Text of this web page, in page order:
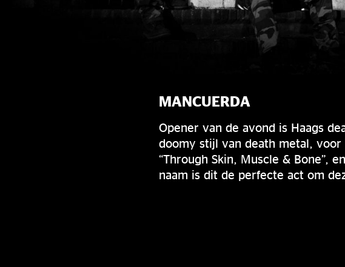
MANCUERDA
Opener van de avond is Haags
doomy stijl van death metal, voor
“Through Skin, Muscle & Bone”,
naam is dit de perfecte act om